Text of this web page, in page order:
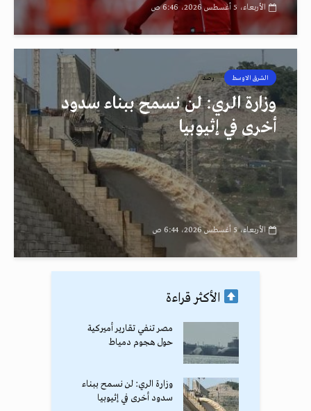
الأربعاء، 5 أغسطس 2026، 6:46 ص
الشرق الاوسط رصد
وزارة الري: لن نسمح ببناء سدود
أخرى في إثيوبيا
الأربعاء، 5 أغسطس 2026، 6:44 ص
الأكثر قراءة
مصر تنفي تقارير أميركية
حول هجوم دمياط
وزارة الري: لن نسمح ببناء
سدود أخرى في إثيوبيا